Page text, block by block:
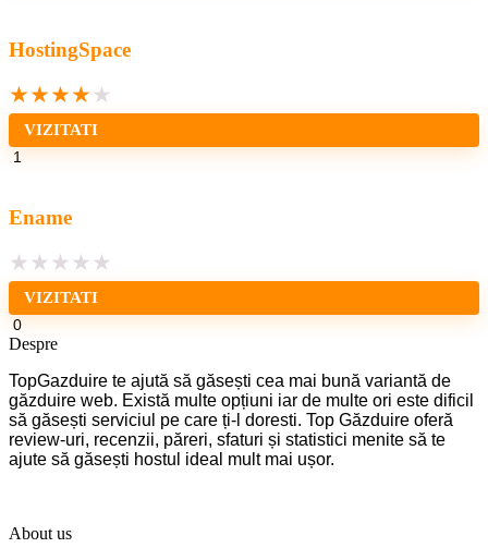
HostingSpace
★★★★ ★
VIZITATI
1
Ename
★ ★ ★ ★ ★
VIZITATI
0
Despre
TopGazduire te ajută să găsești cea mai bună variantă de
găzduire web. Există multe opțiuni iar de multe ori este dificil
să găsești serviciul pe care ți-l doresti. Top Găzduire oferă
review-uri, recenzii, păreri, sfaturi și statistici menite să te
ajute să găsești hostul ideal mult mai ușor.
About us